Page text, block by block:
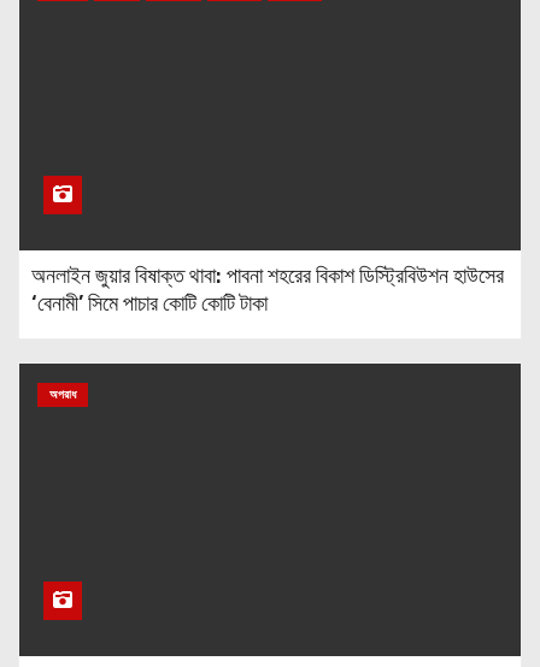
অনলাইন জুয়ার বিষাক্ত থাবা: পাবনা শহরের বিকাশ ডিস্ট্রিবিউশন হাউসের
‘বেনামী’ সিমে পাচার কোটি কোটি টাকা
অপরাধ